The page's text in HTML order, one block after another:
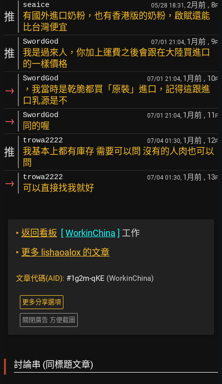
推
seaice 05/28 18:31, 2月前 , 8F
有國外進口奶粉，也有香港版的奶粉，啟賦還能
比台灣便宜
推
SwordGod 07/01 21:04, 1月前 , 9F
我是過來人，你加上運費之後會跟在大陸買進口
的一樣價格
→
SwordGod 07/01 21:04, 1月前 , 10F
，我當時是乾脆都買「原裝」進口，記得這跟進
口乳源是不
→ SwordGod 07/01 21:04, 1月前 , 11 F
同的喔
推
trowa2222 07/04 01:30, 1月前 , 12F
我基本上都有庫存 需要可以問 沒有的人肉也可以
問
→ trowa2222 07/04 01:30, 1月前 , 13F
可以直接找我就好
‣ 返回看板 [WorkinChina ] 工作
‣ 更多 lishaoalox 的文章
文章代碼(AID): #1g2m-qKE (WorkinChina)
更多分享選項
關閉廣告 方便截圖
討論串 (同標題文章)